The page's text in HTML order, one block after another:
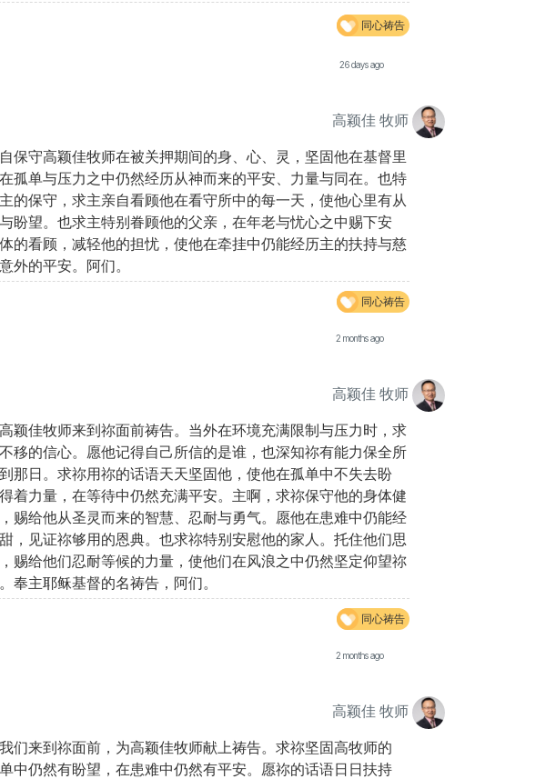
同心祷告
26 days ago
高颖佳 牧师
保守高颖佳牧师在被关押期间的身、心、灵，坚固他在基督里
孤单与压力之中仍然经历从神而来的平安、力量与同在。也特
的保守，求主亲自看顾他在看守所中的每一天，使他心里有从
盼望。也求主特别眷顾他的父亲，在年老与忧心之中赐下安
的看顾，减轻他的担忧，使他在牵挂中仍能经历主的扶持与慈
外的平安。阿们。
同心祷告
2 months ago
高颖佳 牧师
颖佳牧师来到祢面前祷告。当外在环境充满限制与压力时，求
移的信心。愿他记得自己所信的是谁，也深知祢有能力保全所
那日。求祢用祢的话语天天坚固他，使他在孤单中不失去盼
着力量，在等待中仍然充满平安。主啊，求祢保守他的身体健
赐给他从圣灵而来的智慧、忍耐与勇气。愿他在患难中仍能经
，见证祢够用的恩典。也求祢特别安慰他的家人。托住他们思
赐给他们忍耐等候的力量，使他们在风浪之中仍然坚定仰望祢
奉主耶稣基督的名祷告，阿们。
同心祷告
2 months ago
高颖佳 牧师
们来到祢面前，为高颖佳牧师献上祷告。求祢坚固高牧师的
中仍然有盼望，在患难中仍然有平安。愿祢的话语日日扶持